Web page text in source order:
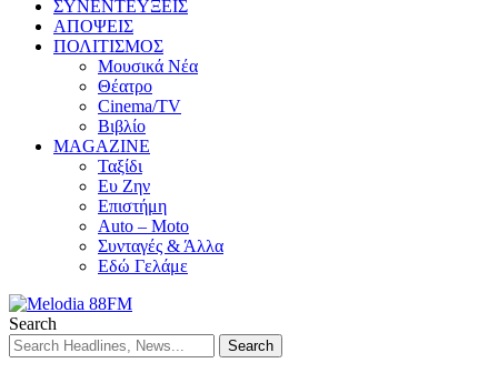
ΣΥΝΕΝΤΕΥΞΕΙΣ
ΑΠΟΨΕΙΣ
ΠΟΛΙΤΙΣΜΟΣ
Μουσικά Νέα
Θέατρο
Cinema/TV
Βιβλίο
MAGAZINE
Ταξίδι
Ευ Ζην
Επιστήμη
Auto – Moto
Συνταγές & Άλλα
Εδώ Γελάμε
Search